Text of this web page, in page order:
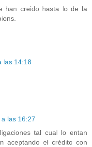
han creido hasta lo de la
las 14:18
las 16:27
tal cual lo entan
aceptando el crédito con